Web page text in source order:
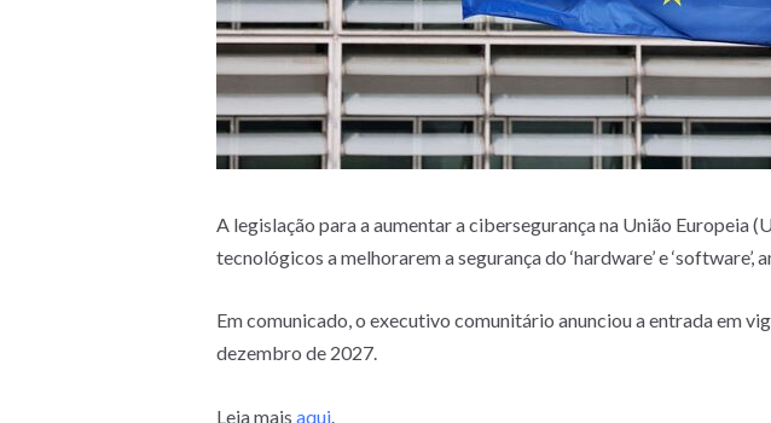
A legislação para a aumentar a cibersegurança na União
tecnológicos a melhorarem a segurança do ‘hardware’ e
Em comunicado, o executivo comunitário anunciou a entrada em
dezembro de 2027.
Leia mais aqui.